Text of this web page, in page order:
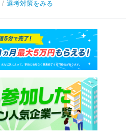
/ 選考対策をみる